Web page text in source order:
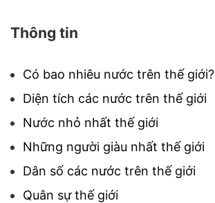
Thông tin
Có bao nhiêu nước trên thế giới?
Diện tích các nước trên thế giới
Nước nhỏ nhất thế giới
Những người giàu nhất thế giới
Dân số các nước trên thế giới
Quân sự thế giới